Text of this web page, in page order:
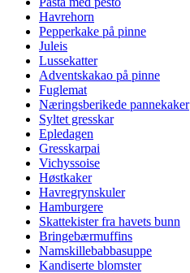
Havrehorn
Pepperkake på pinne
Juleis
Lussekatter
Adventskakao på pinne
Fuglemat
Næringsberikede pannekaker
Syltet gresskar
Epledagen
Gresskarpai
Vichyssoise
Høstkaker
Havregrynskuler
Hamburgere
Skattekister fra havets bunn
Bringebærmuffins
Namskillebabbasuppe
Kandiserte blomster